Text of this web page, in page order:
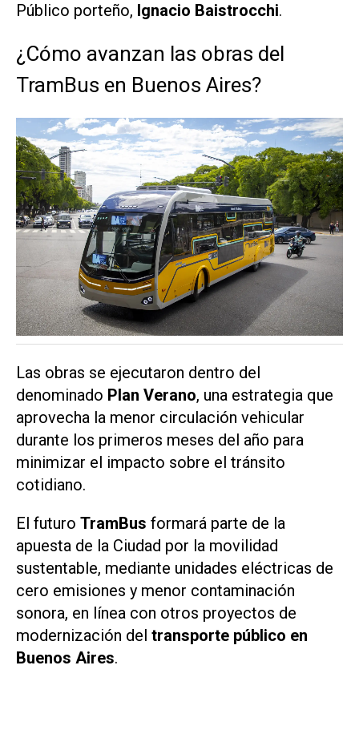
Público porteño, Ignacio Baistrocchi.
¿Cómo avanzan las obras del
TramBus en Buenos Aires?
Las obras se ejecutaron dentro del
denominado Plan Verano, una estrategia que
aprovecha la menor circulación vehicular
durante los primeros meses del año para
minimizar el impacto sobre el tránsito
cotidiano.
El futuro TramBus formará parte de la
apuesta de la Ciudad por la movilidad
sustentable, mediante unidades eléctricas de
cero emisiones y menor contaminación
sonora, en línea con otros proyectos de
modernización del transporte público en
Buenos Aires.